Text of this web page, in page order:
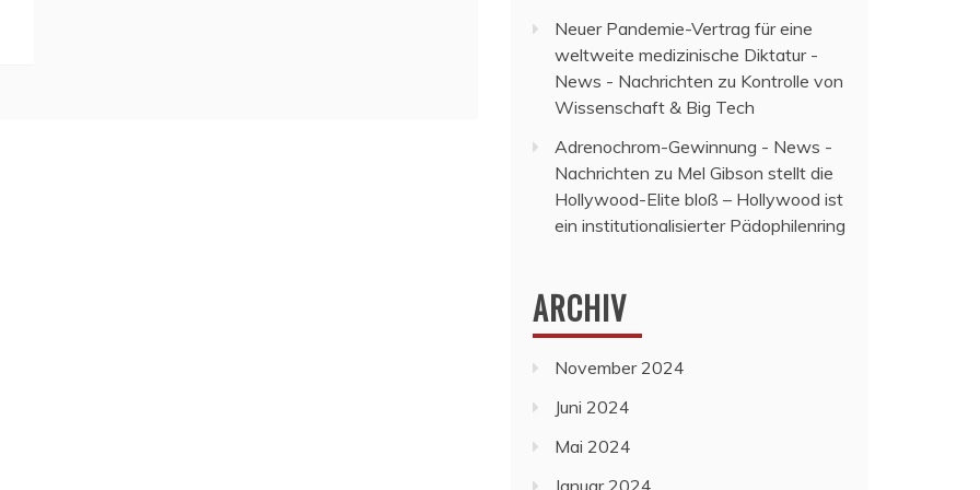
Neuer Pandemie-Vertrag für eine
weltweite medizinische Diktatur -
News - Nachrichten zu Kontrolle von
Wissenschaft & Big Tech
Adrenochrom-Gewinnung - News -
Nachrichten zu Mel Gibson stellt die
Hollywood-Elite bloß – Hollywood ist
ein institutionalisierter Pädophilenring
ARCHIV
November 2024
Juni 2024
Mai 2024
Januar 2024